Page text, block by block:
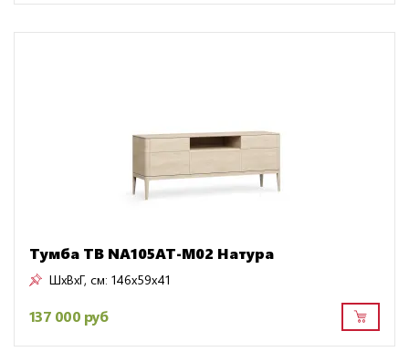
Тумба ТВ NA105AT-M02 Натура
ШxВxГ, см: 146x59x41
137 000 руб